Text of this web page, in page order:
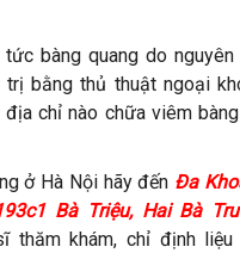
bàng quang do nguyên
trị bằng thủ thuật ngoại
địa chỉ nào chữa viêm
ở Hà Nội hãy đến Đa
Bà Triệu, Hai Bà
thăm khám, chỉ định liệu